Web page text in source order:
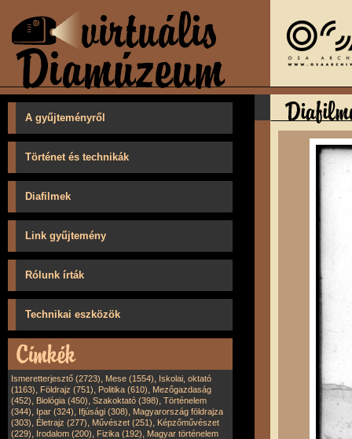
A gyűjteményről
Történet és technikák
Diafilmek
Link gyűjtemény
Rólunk írták
Technikai eszközök
Ismeretterjesztő (2723), Mese (1554), Iskolai, oktató
(1163), Földrajz (751), Politika (610), Mezőgazdaság
(452), Biológia (450), Szakoktató (398), Történelem
(344), Ipar (324), Ifjúsági (308), Magyarország földrajza
(303), Életrajz (277), Művészet (251), Képzőművészet
(229), Irodalom (200), Fizika (192), Magyar történelem